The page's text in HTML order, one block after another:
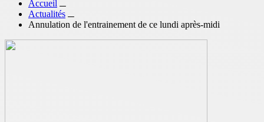
Accueil
Actualités
Annulation de l'entrainement de ce lundi après-midi